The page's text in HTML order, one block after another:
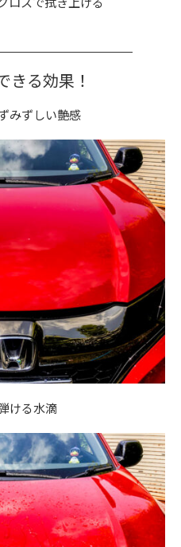
きる効果！
みずしい艶感
ける水滴